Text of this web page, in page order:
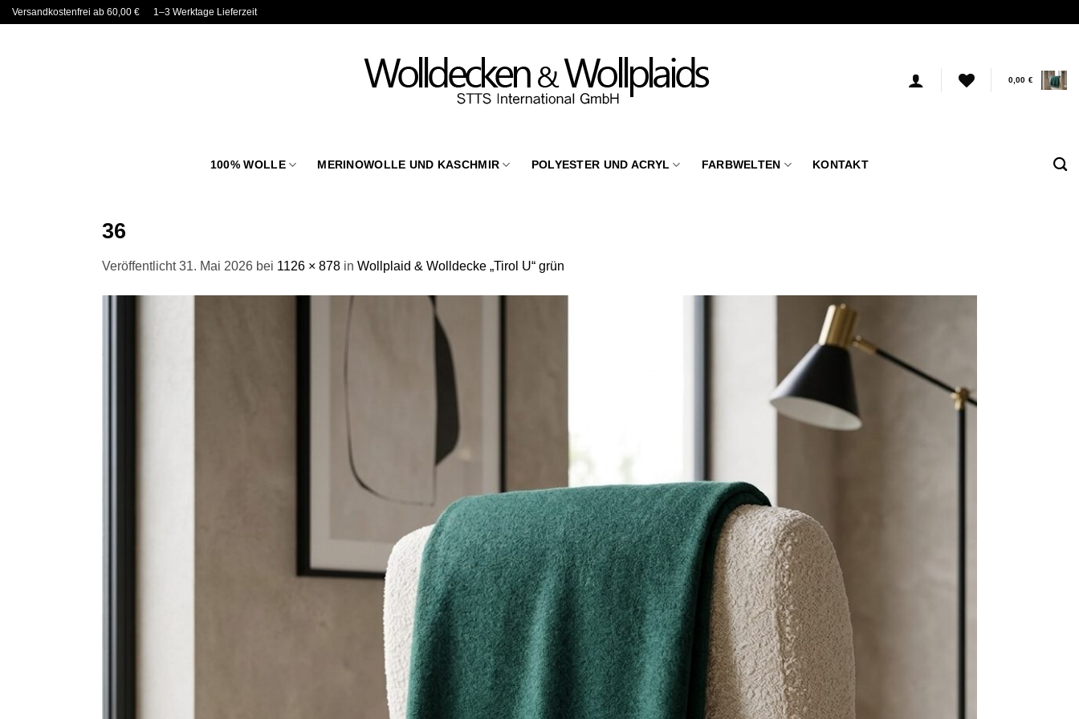
ZumVersandkostenfrei ab 60,00 € 1–3 Werktage Lieferzeit
0,00 €
100% WOLLE MERINOWOLLE UND KASCHMIR POLYESTER UND ACRYL FARBWELTEN KONTAKT
36
Veröffentlicht31. Mai 2026 bei 1126 × 878 in Wollplaid & Wolldecke „Tirol U“ grün